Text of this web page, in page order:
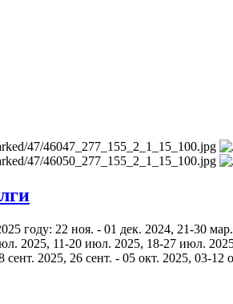
году: 22 ноя. - 01 дек. 2024, 21-30
2025, 11-20 июл. 2025, 18-27 июл. 2025,
сент. 2025, 26 сент. - 05 окт. 2025, 03-